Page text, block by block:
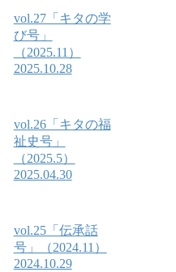
vol.27「キタの学
び号」
（2025.11）
2025.10.28
vol.26「キタの福
祉史号」
（2025.5）
2025.04.30
vol.25「伝承話
号」（2024.11）
2024.10.29